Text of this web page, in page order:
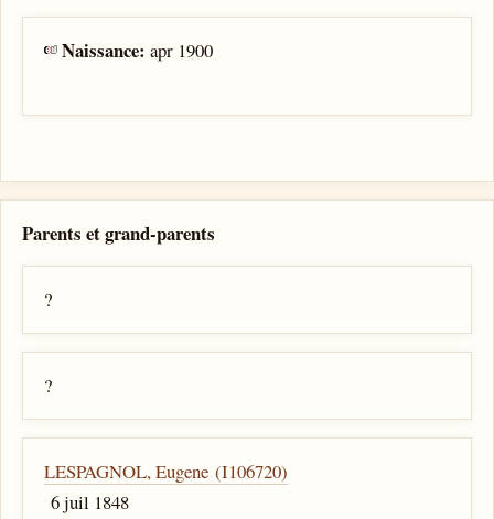
Naissance:apr 1900
Parents et grand-parents
?
?
LESPAGNOL, Eugene (I106720)
6 juil 1848